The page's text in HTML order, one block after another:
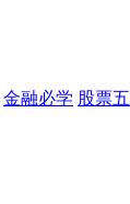
金融必学 股票